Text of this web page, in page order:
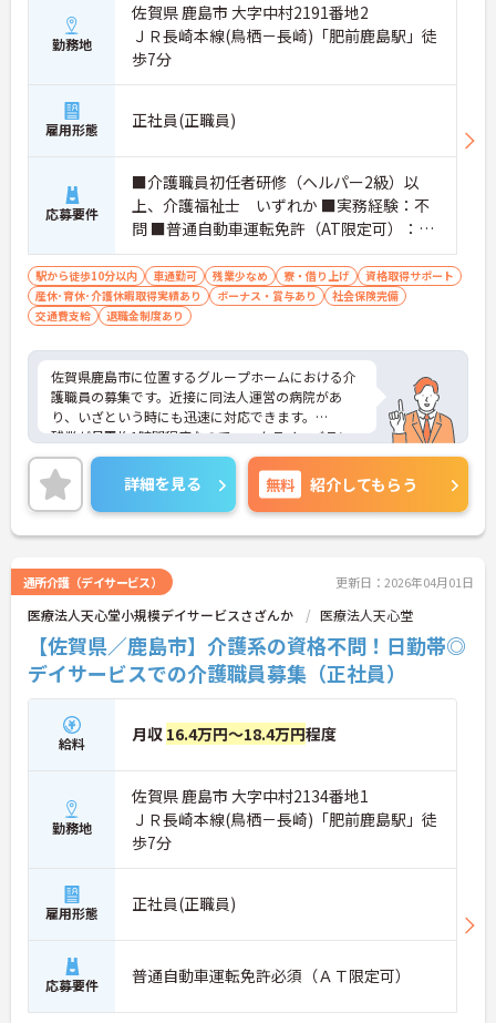
勤務地
佐賀県 鹿島市 大字中村2191番地2
ＪＲ長崎本線(鳥栖－長崎)「肥前鹿島駅」徒
歩7分
雇用形態 正社員(正職員)
応募要件
■介護職員初任者研修（ヘルパー2級）以
上、介護福祉士 いずれか ■実務経験：不
問 ■普通自動車運転免許（AT限定可）：必
須
駅から徒歩10分以内 車通勤可 残業少なめ 寮・借り上げ
資格取得サポート
産休･育休･介護休暇取得実績あり
ボーナス・賞与あり
社会保険完備
交通費支給
退職金制度あり
佐賀県鹿島市に位置するグループホームにおける介
護職員の募集です。近接に同法人運営の病院があ
り、いざという時にも迅速に対応できます。
残業が月平均1時間程度なのでワークライフバラン
スを保ちながらご勤務いただけます。また、施設は
最寄駅より徒歩圏内とアクセスに便利な立地にあり
ます。
ご興味のある方には、面接対策ポイントなど、さら
に詳細をお話しいたしますのでお気軽にご相談くだ
詳細を見る 無料 紹介してもらう
通所介護（デイサービス） 更新日：2026年04月01日
医療法人天心堂小規模デイサービスさざんか 医療法人天心堂
【佐賀県／鹿島市】介護系の資格不問！日勤帯◎
デイサービスでの介護職員募集（正社員）
給料 月収 16.4万円～18.4万円程度
勤務地
佐賀県 鹿島市 大字中村2134番地1
ＪＲ長崎本線(鳥栖－長崎)「肥前鹿島駅」徒
歩7分
雇用形態 正社員(正職員)
応募要件 普通自動車運転免許必須（ＡＴ限定可）